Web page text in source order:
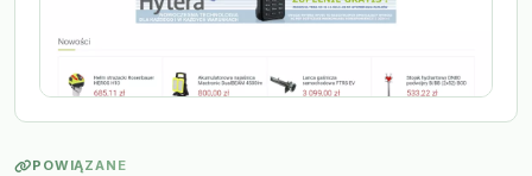
POWIĄZANE